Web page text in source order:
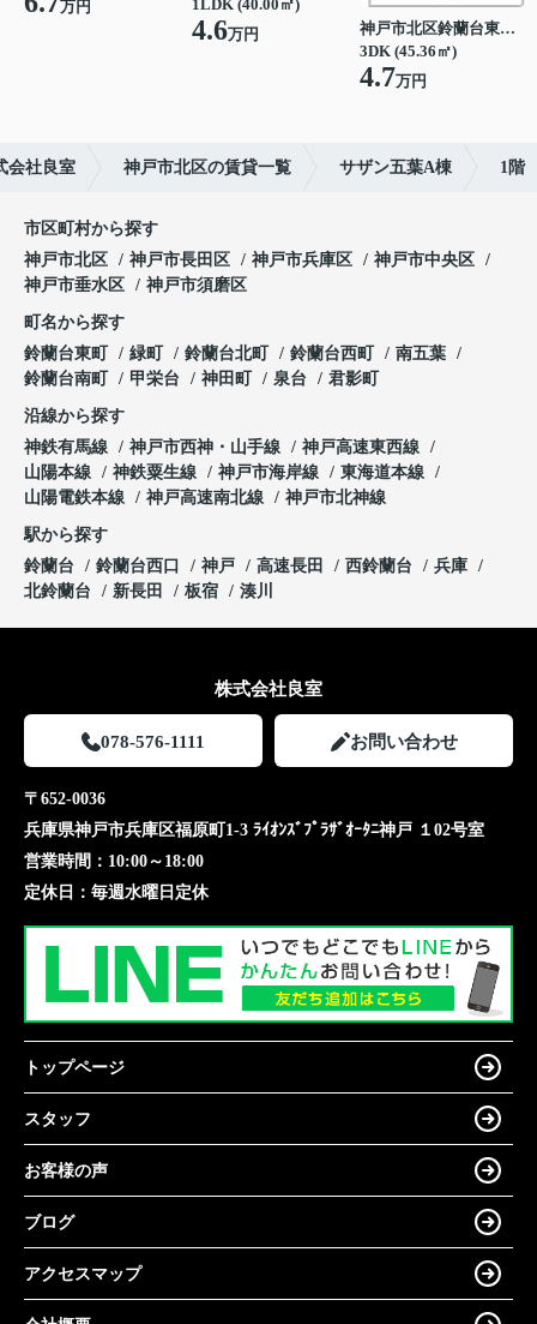
万円
1LDK (40.00㎡)
4.6万円
神戸市北区鈴蘭台東町６丁目
3DK (45.36㎡)
4.7万円
会社良室 神戸市北区の賃貸一覧 サザン五葉A棟 1階
市区町村から探す
神戸市北区
神戸市長田区 神戸市兵庫区
神戸市中央区
神戸市垂水区
神戸市須磨区
町名から探す
鈴蘭台東町
緑町 鈴蘭台北町 鈴蘭台西町
南五葉
鈴蘭台南町
甲栄台 神田町 泉台 君影町
沿線から探す
神鉄有馬線
神戸市西神・山手線
神戸高速東西線
山陽本線
神鉄粟生線 神戸市海岸線
東海道本線
山陽電鉄本線
神戸高速南北線 神戸市北神線
駅から探す
鈴蘭台
鈴蘭台西口 神戸 高速長田 西鈴蘭台
兵庫
北鈴蘭台
新長田 板宿 湊川
株式会社良室
078-576-1111 お問い合わせ
〒652-0036
兵庫県神戸市兵庫区福原町1-3 ﾗｲｵﾝｽﾞﾌﾟﾗｻﾞｵｰﾀﾆ神戸 １02号室
営業時間： 10:00～18:00
定休日： 毎週水曜日定休
トップページ
スタッフ
お客様の声
ブログ
アクセスマップ